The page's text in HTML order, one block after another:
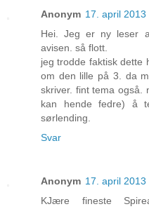
Anonym 17. april 2013
Hei. Jeg er ny leser
avisen. så flott.
jeg trodde faktisk dette
om den lille på 3. da
skriver. fint tema også.
kan hende fedre) å
sørlending.
Svar
Anonym 17. april 2013
KJære fineste